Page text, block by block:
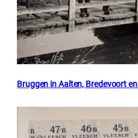
Bruggen in Aalten, Bredevoort